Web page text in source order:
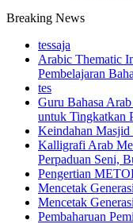
Breaking News
tessaja
Arabic Thematic
Pembelajaran
tes
Guru Bahasa
untuk Tingkatkan
Keindahan Masjid
Kalligrafi Arab
Perpaduan Seni,
Pengertian
Mencetak
Mencetak
Pembaharuan